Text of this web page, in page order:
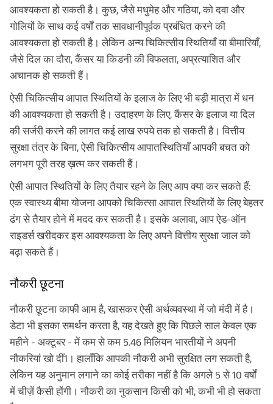
आवश्यकता हो सकती है। कुछ, जैसे मधुमेह और गठिया, को दवा और
गोलियों के साथ कई वर्षों तक सावधानीपूर्वक प्रबंधित करने की
आवश्यकता हो सकती है। लेकिन अन्य चिकित्सीय स्थितियाँ या बीमारियाँ,
जैसे दिल का दौरा, कैंसर या किडनी की विफलता, अप्रत्याशित और
अचानक हो सकती हैं।
ऐसी चिकित्सीय आपात स्थितियों के इलाज के लिए भी बड़ी मात्रा में धन
की आवश्यकता हो सकती है। उदाहरण के लिए, कैंसर के इलाज या दिल
की सर्जरी करने की लागत कई लाख रुपये तक हो सकती है। वित्तीय
सुरक्षा तंत्र के बिना, ऐसी चिकित्सीय आपातस्थितियाँ आपकी बचत को
लगभग पूरी तरह ख़त्म कर सकती हैं।
ऐसी आपात स्थितियों के लिए तैयार रहने के लिए आप क्या कर सकते हैं:
एक स्वास्थ्य बीमा योजना आपको चिकित्सा आपात स्थितियों के लिए बेहतर
ढंग से तैयार होने में मदद कर सकती है। इसके अलावा, आप ऐड-ऑन
राइडर्स खरीदकर इस आवश्यकता के लिए अपने वित्तीय सुरक्षा जाल को
बढ़ा सकते हैं।
नौकरी छूटना
नौकरी छूटना काफी आम है, खासकर ऐसी अर्थव्यवस्था में जो मंदी में है।
डेटा भी इसका समर्थन करता है, यह देखते हुए कि पिछले साल केवल एक
महीने - अक्टूबर - में कम से कम 5.46 मिलियन भारतीयों ने अपनी
नौकरियां खो दीं1। हालाँकि आपकी नौकरी अभी सुरक्षित लग सकती है,
लेकिन यह अनुमान लगाने का कोई तरीका नहीं है कि अगले 5 से 10 वर्षों
में चीज़ें कैसी होंगी। नौकरी का नुकसान किसी को भी, कभी भी हो सकता